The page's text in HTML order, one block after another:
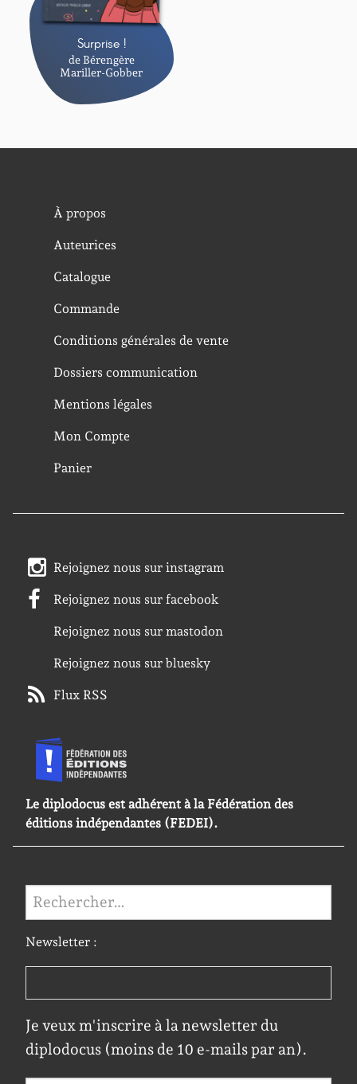
Surprise !
de Bérengère
Mariller-Gobber
À propos
Auteurices
Catalogue
Commande
Conditions générales de vente
Dossiers communication
Mentions légales
Mon Compte
Panier
Rejoignez nous sur instagram
Rejoignez nous sur facebook
Rejoignez nous sur mastodon
Rejoignez nous sur bluesky
Flux RSS
Le diplodocus est adhérent à la Fédération des
éditions indépendantes (FEDEI).
Rechercher :
Newsletter :
Je veux m'inscrire à la newsletter du
diplodocus (moins de 10 e-mails par an).